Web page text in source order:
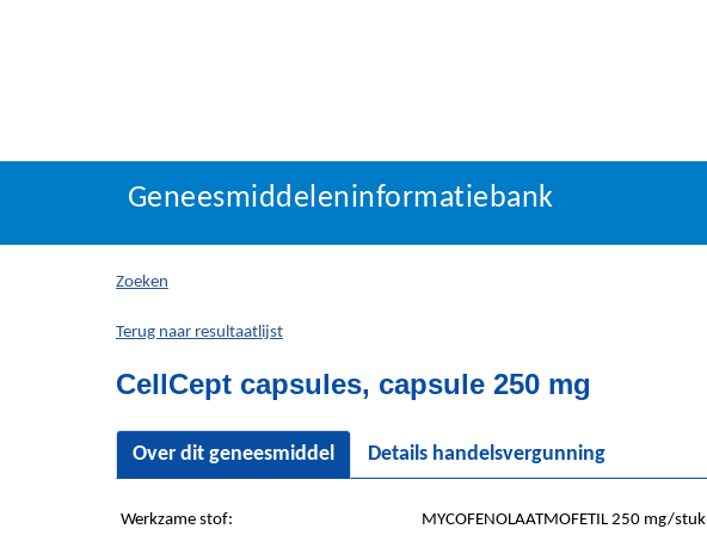
Geneesmiddeleninformatiebank
U
hier:
Geneesmiddeleninformatiebank
Zoeken
Terug naar resultaatlijst
CellCept capsules, capsule 250 mg
Over dit geneesmiddel Details handelsvergunning
Werkzame stof:
MYCOFENOLAATMOFETIL 250 mg/stuk